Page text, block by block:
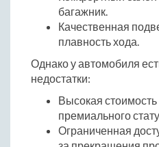
багажник.
Качественная
плавность хода.
Однако у автомобиля
недостатки:
Высокая
премиального
Ограниченная